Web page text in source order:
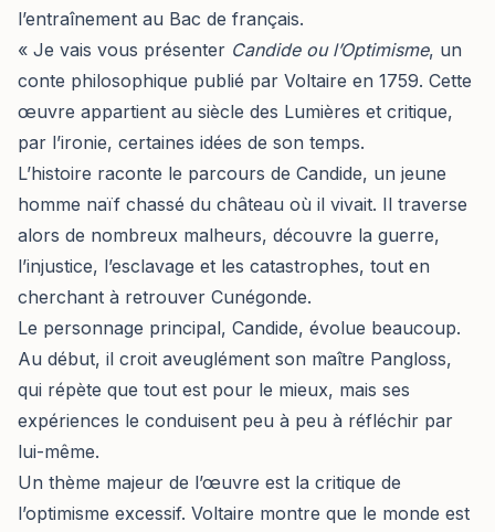
l’entraînement au Bac de français.
« Je vais vous présenter Candide ou l’Optimisme, un
conte philosophique publié par Voltaire en 1759. Cette
œuvre appartient au siècle des Lumières et critique,
par l’ironie, certaines idées de son temps.
L’histoire raconte le parcours de Candide, un jeune
homme naïf chassé du château où il vivait. Il traverse
alors de nombreux malheurs, découvre la guerre,
l’injustice, l’esclavage et les catastrophes, tout en
cherchant à retrouver Cunégonde.
Le personnage principal, Candide, évolue beaucoup.
Au début, il croit aveuglément son maître Pangloss,
qui répète que tout est pour le mieux, mais ses
expériences le conduisent peu à peu à réfléchir par
lui-même.
Un thème majeur de l’œuvre est la critique de
l’optimisme excessif. Voltaire montre que le monde est